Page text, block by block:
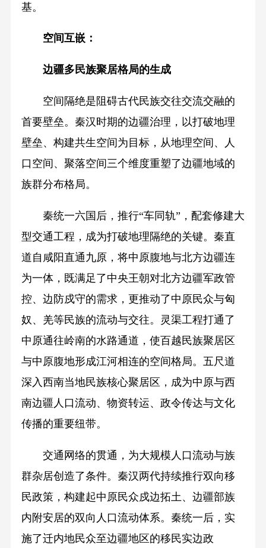
基。
空间互嵌：
边疆多民族聚居格局的生成
空间隔绝是阻碍古代民族交往交流交融的
首要壁垒。秦汉时期的边疆治理，以打破地理
壁垒、构建共生空间为目标，从地理空间、人
口空间、聚落空间三个维度重塑了边疆地域的
族群分布格局。
秦统一六国后，推行“车同轨”，配套修建大
型交通工程，成为打破地理隔绝的关键。秦直
道自咸阳直通九原，将中原腹地与北方边疆连
为一体，既满足了中央王朝对北方边疆军政管
控、边防戍守的需求，更推动了中原民众与匈
奴、羌等民族的流动与交往。灵渠工程打通了
中原通往岭南的水路通道，使百越民族聚居区
与中原腹地形成江河相连的空间格局。五尺道
深入西南当地民族核心聚居区，成为中原与西
南边疆人口流动、物资转运、政令传达与文化
传播的重要纽带。
交通网络的贯通，为大规模人口流动与族
群杂居创造了条件。秦汉两代持续推行双向移
民政策，构建起中原民众戍边拓土、边疆部族
内附安居的双向人口流动体系。秦统一后，实
施了迁内地民众至边疆地区的移民实边政